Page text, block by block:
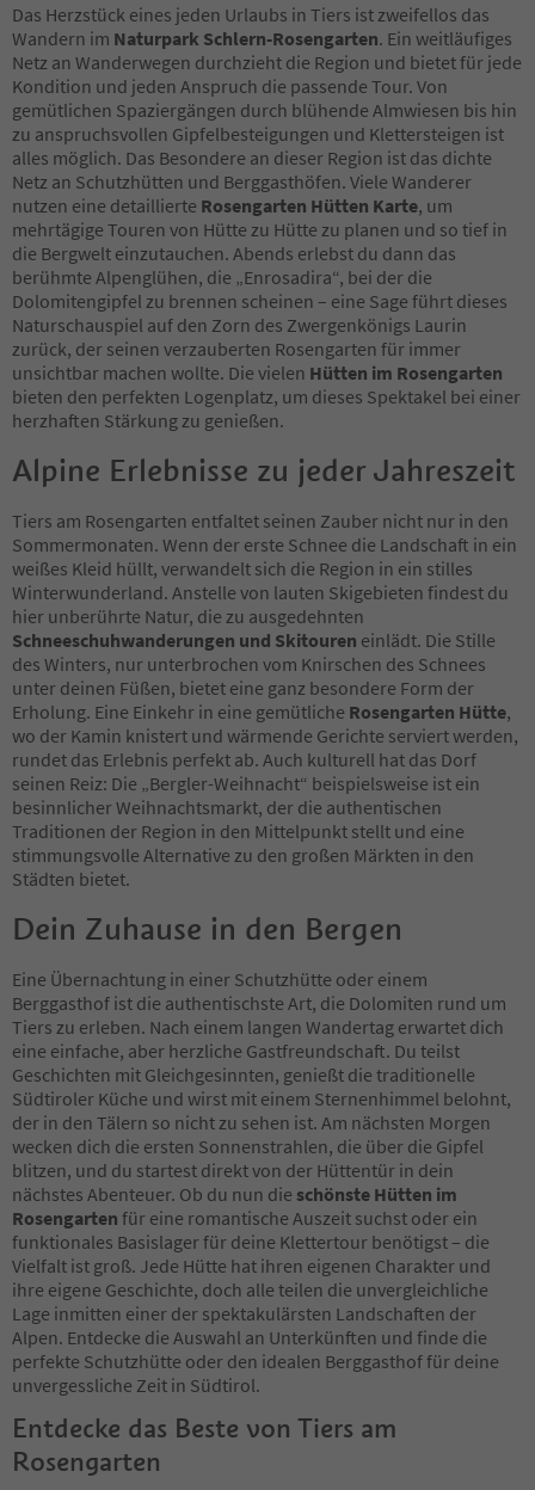
Das Herzstück eines jeden Urlaubs in Tiers ist zweifellos das
Wandern im Naturpark Schlern-Rosengarten. Ein weitläufiges
Netz an Wanderwegen durchzieht die Region und bietet für jede
Kondition und jeden Anspruch die passende Tour. Von
gemütlichen Spaziergängen durch blühende Almwiesen bis hin
zu anspruchsvollen Gipfelbesteigungen und Klettersteigen ist
alles möglich. Das Besondere an dieser Region ist das dichte
Netz an Schutzhütten und Berggasthöfen. Viele Wanderer
nutzen eine detaillierte Rosengarten Hütten Karte, um
mehrtägige Touren von Hütte zu Hütte zu planen und so tief in
die Bergwelt einzutauchen. Abends erlebst du dann das
berühmte Alpenglühen, die „Enrosadira“, bei der die
Dolomitengipfel zu brennen scheinen – eine Sage führt dieses
Naturschauspiel auf den Zorn des Zwergenkönigs Laurin
zurück, der seinen verzauberten Rosengarten für immer
unsichtbar machen wollte. Die vielen Hütten im Rosengarten
bieten den perfekten Logenplatz, um dieses Spektakel bei einer
herzhaften Stärkung zu genießen.
Alpine Erlebnisse zu jeder Jahreszeit
Tiers am Rosengarten entfaltet seinen Zauber nicht nur in den
Sommermonaten. Wenn der erste Schnee die Landschaft in ein
weißes Kleid hüllt, verwandelt sich die Region in ein stilles
Winterwunderland. Anstelle von lauten Skigebieten findest du
hier unberührte Natur, die zu ausgedehnten
Schneeschuhwanderungen und Skitouren einlädt. Die Stille
des Winters, nur unterbrochen vom Knirschen des Schnees
unter deinen Füßen, bietet eine ganz besondere Form der
Erholung. Eine Einkehr in eine gemütliche Rosengarten Hütte,
wo der Kamin knistert und wärmende Gerichte serviert werden,
rundet das Erlebnis perfekt ab. Auch kulturell hat das Dorf
seinen Reiz: Die „Bergler-Weihnacht“ beispielsweise ist ein
besinnlicher Weihnachtsmarkt, der die authentischen
Traditionen der Region in den Mittelpunkt stellt und eine
stimmungsvolle Alternative zu den großen Märkten in den
Städten bietet.
Dein Zuhause in den Bergen
Eine Übernachtung in einer Schutzhütte oder einem
Berggasthof ist die authentischste Art, die Dolomiten rund um
Tiers zu erleben. Nach einem langen Wandertag erwartet dich
eine einfache, aber herzliche Gastfreundschaft. Du teilst
Geschichten mit Gleichgesinnten, genießt die traditionelle
Südtiroler Küche und wirst mit einem Sternenhimmel belohnt,
der in den Tälern so nicht zu sehen ist. Am nächsten Morgen
wecken dich die ersten Sonnenstrahlen, die über die Gipfel
blitzen, und du startest direkt von der Hüttentür in dein
nächstes Abenteuer. Ob du nun die schönste Hütten im
Rosengarten für eine romantische Auszeit suchst oder ein
funktionales Basislager für deine Klettertour benötigst – die
Vielfalt ist groß. Jede Hütte hat ihren eigenen Charakter und
ihre eigene Geschichte, doch alle teilen die unvergleichliche
Lage inmitten einer der spektakulärsten Landschaften der
Alpen. Entdecke die Auswahl an Unterkünften und finde die
perfekte Schutzhütte oder den idealen Berggasthof für deine
unvergessliche Zeit in Südtirol.
Entdecke das Beste von Tiers am
Rosengarten